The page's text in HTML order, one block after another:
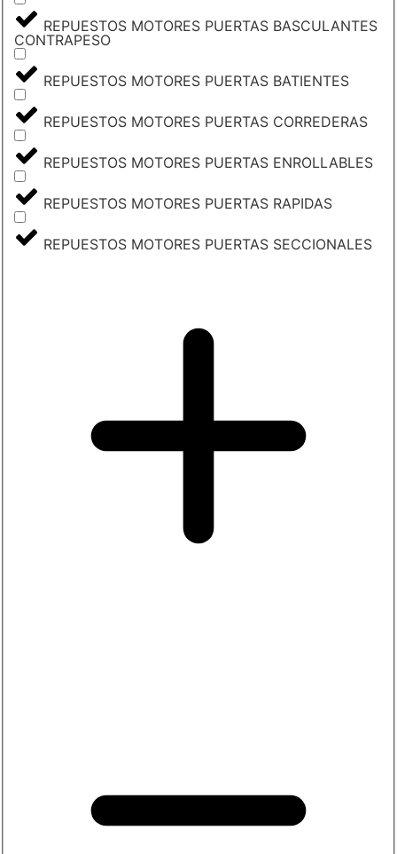
REPUESTOS MOTORES PUERTAS BASCULANTES
CONTRAPESO
REPUESTOS MOTORES PUERTAS BATIENTES
REPUESTOS MOTORES PUERTAS CORREDERAS
REPUESTOS MOTORES PUERTAS ENROLLABLES
REPUESTOS MOTORES PUERTAS RAPIDAS
REPUESTOS MOTORES PUERTAS SECCIONALES